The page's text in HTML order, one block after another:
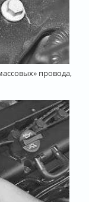
провода,